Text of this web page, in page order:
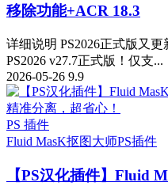
移除功能+ACR 18.3
详细说明 PS2026正式版又
PS2026 v27.7正式版！仅支...
2026-05-26 9.9
PS 插件
Fluid MasK抠图大师PS插件
【PS汉化插件】Fluid